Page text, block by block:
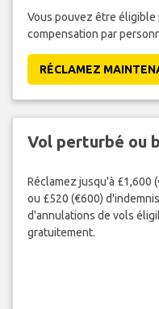
Vous pouvez être éligible
compensation par
RÉCLAMEZ
Vol perturbé ou
Réclamez jusqu'à £1,600
ou £520 (€600)
d'annulations de vols
gratuitement.